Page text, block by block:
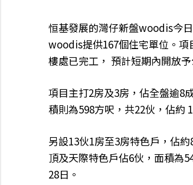
恒基發展的灣仔新盤woodis今
woodis提供167個住宅單位。項
樓處已完工， 預計短期內開放予
項目主打2房及3房，佔全盤逾8
積則為598方呎，共22伙，佔約
另設13伙1房至3房特色戶，佔
頂及天際特色戶佔6伙，面積為
28日。